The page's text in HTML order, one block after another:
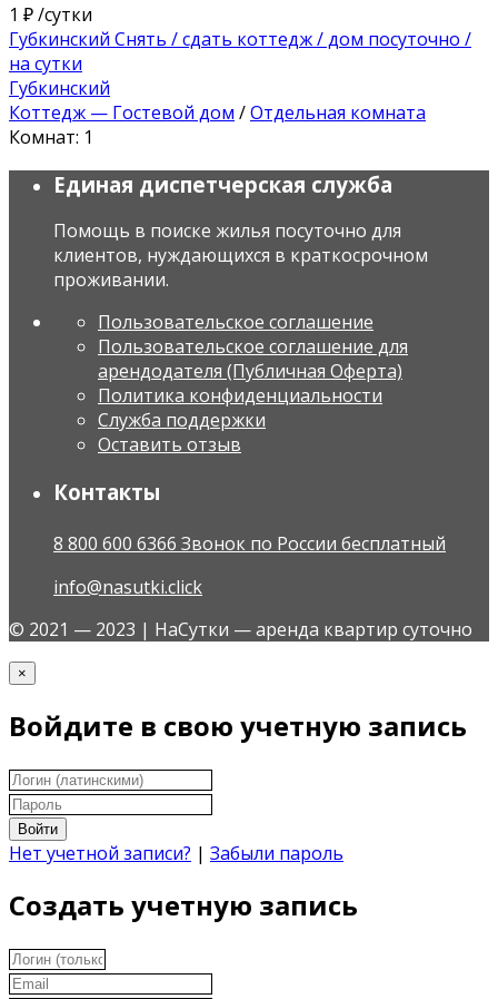
1 ₽/сутки
Губкинский Снять / сдать коттедж / дом посуточно /
на сутки
Губкинский
Коттедж — Гостевой дом /Отдельная комната
Комнат: 1
Единая диспетчерская служба
Помощь в поиске жилья посуточно для
клиентов, нуждающихся в краткосрочном
проживании.
Пользовательское соглашение
Пользовательское соглашение для
арендодателя (Публичная Оферта)
Политика конфиденциальности
Служба поддержки
Оставить отзыв
Контакты
8 800 600 6366 Звонок по России бесплатный
info@nasutki.click
© 2021 — 2023 | НаСутки — аренда квартир суточно
×
Войдите в свою учетную запись
Войти
Нет учетной записи? | Забыли пароль
Создать учетную запись